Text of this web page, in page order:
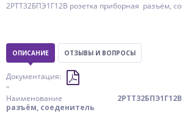
2РТТ32БПЭ1Г12В розетка приборная разъём,
ОПИСАНИЕ ОТЗЫВЫ И ВОПРОСЫ
Документация:
"
Наименование
разъём, соеденитель